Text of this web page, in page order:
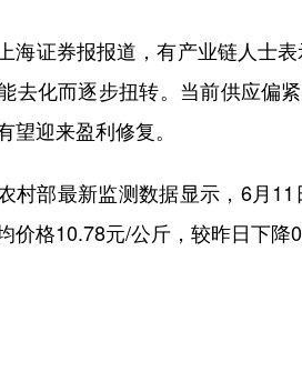
海证券报报道，有产业链人士
去化而逐步扭转。当前供应偏
望迎来盈利修复。
村部最新监测数据显示，6月
价格10.78元/公斤，较昨日下降